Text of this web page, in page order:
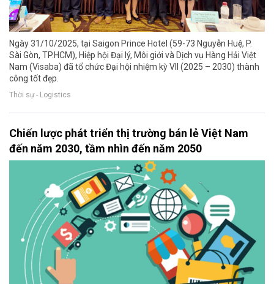
Ngày 31/10/2025, tại Saigon Prince Hotel (59-73 Nguyễn Huệ, P.
Sài Gòn, TP.HCM), Hiệp hội Đại lý, Môi giới và Dịch vụ Hàng Hải Việt
Nam (Visaba) đã tổ chức Đại hội nhiệm kỳ VII (2025 – 2030) thành
công tốt đẹp.
Thời sự - Logistics
Chiến lược phát triển thị trường bán lẻ Việt Nam
đến năm 2030, tầm nhìn đến năm 2050